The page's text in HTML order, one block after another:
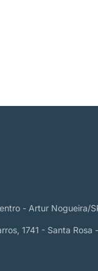
- Artur Nogueira/
1741 - Santa Rosa -